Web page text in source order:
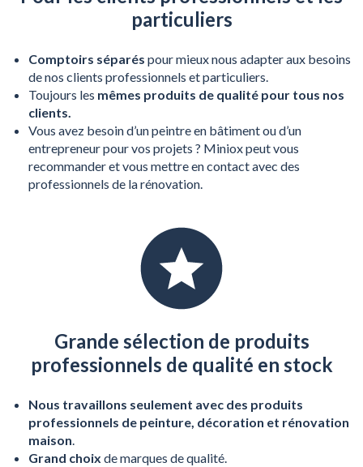
particuliers
Comptoirs séparés pour mieux nous adapter aux besoins
de nos clients professionnels et particuliers.
Toujours les mêmes produits de qualité pour tous nos
clients.
Vous avez besoin d’un peintre en bâtiment ou d’un
entrepreneur pour vos projets ? Miniox peut vous
recommander et vous mettre en contact avec des
professionnels de la rénovation.
Grande sélection de produits
professionnels de qualité en stock
Nous travaillons seulement avec des produits
professionnels de peinture, décoration et rénovation
maison.
Grand choix de marques de qualité.